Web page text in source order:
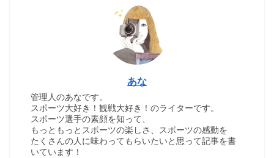
あな
管理人のあなです。
スポーツ大好き！観戦大好き！のライターです。
スポーツ選手の素顔を知って、
もっともっとスポーツの楽しさ、スポーツの感動を
たくさんの人に味わってもらいたいと思って記事を書
いています！